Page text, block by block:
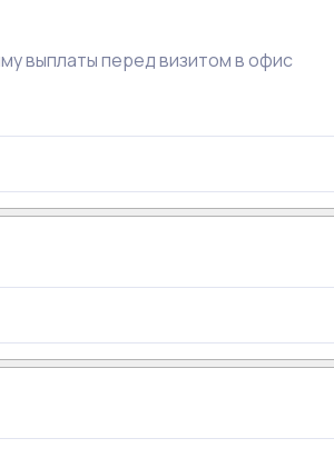
выплаты перед визитом в офис